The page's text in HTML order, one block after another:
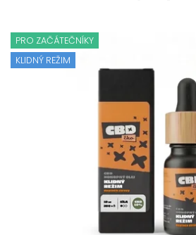
PRO ZAČÁTEČNÍKY
KLIDNÝ REŽIM